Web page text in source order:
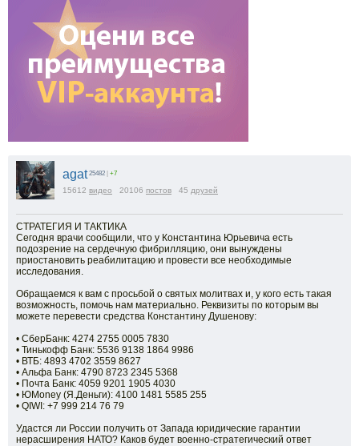
agat 25482 +7
15612 видео 20106 постов 45 друзей
СТРАТЕГИЯ И ТАКТИКА
Сегодня врачи сообщили, что у Константина Юрьевича есть
подозрение на сердечную фибрилляцию, они вынуждены
приостановить реабилитацию и провести все необходимые
исследования.
Обращаемся к вам с просьбой о святых молитвах и, у кого есть такая
возможность, помочь нам материально. Реквизиты по которым вы
можете перевести средства Константину Душенову:
• СберБанк: 4274 2755 0005 7830
• Тинькофф Банк: 5536 9138 1864 9986
• ВТБ: 4893 4702 3559 8627
• Альфа Банк: 4790 8723 2345 5368
• Почта Банк: 4059 9201 1905 4030
• ЮMoney (Я.Деньги): 4100 1481 5585 255
• QIWI: +7 999 214 76 79
Удастся ли России получить от Запада юридические гарантии
нерасширения НАТО? Каков будет военно-стратегический ответ